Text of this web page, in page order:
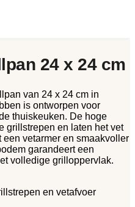
24 x 24 cm
van 24 x 24 cm in
is ontworpen voor
thuiskeuken. De hoge
grillstrepen en laten het vet
vetarmer en smaakvoller
garandeert een
volledige grilloppervlak.
en vetafvoer